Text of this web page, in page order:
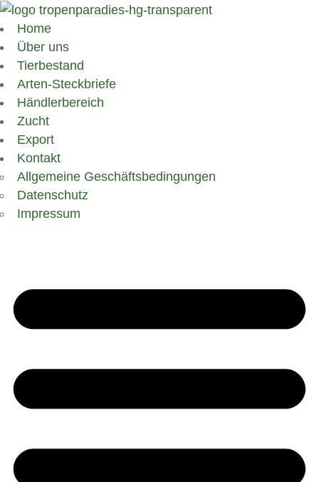
Home
Über uns
Tierbestand
Arten-Steckbriefe
Händlerbereich
Zucht
Export
Kontakt
Allgemeine Geschäftsbedingungen
Datenschutz
Impressum